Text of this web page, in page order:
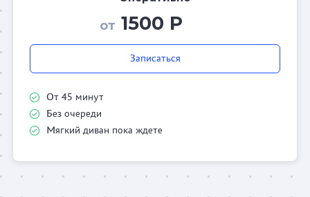
от 1500 Р
Записаться
От 45 минут
Без очереди
Мягкий диван пока ждете